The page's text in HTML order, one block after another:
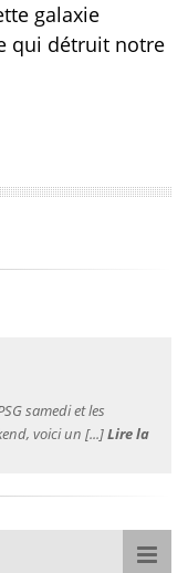
galaxie
qui détruit notre
samedi et les
voici un [...]Lire la